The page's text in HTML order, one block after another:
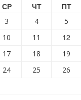
СР ЧТ ПТ
3 4 5
10 11 12
17 18 19
24 25 26